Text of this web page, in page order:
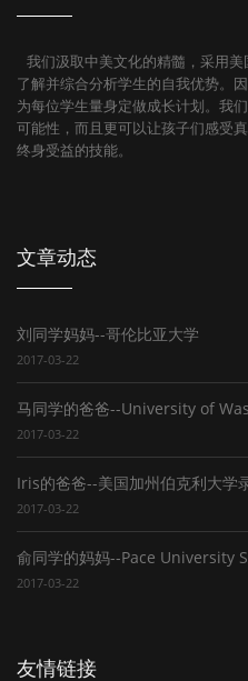
我们汲取中美文化的精髓，采用
了解并综合分析学生的自我优势。
为每位学生量身定做成长计划。我
可能性，而且更可以让孩子们感受
终身受益的技能。
文章动态
刘同学妈妈--哥伦比亚大学
2017-03-22
马同学的爸爸--University of
2017-03-22
Iris的爸爸--美国加州伯克利大学
2017-03-22
俞同学的妈妈--Pace University
2017-03-22
友情链接